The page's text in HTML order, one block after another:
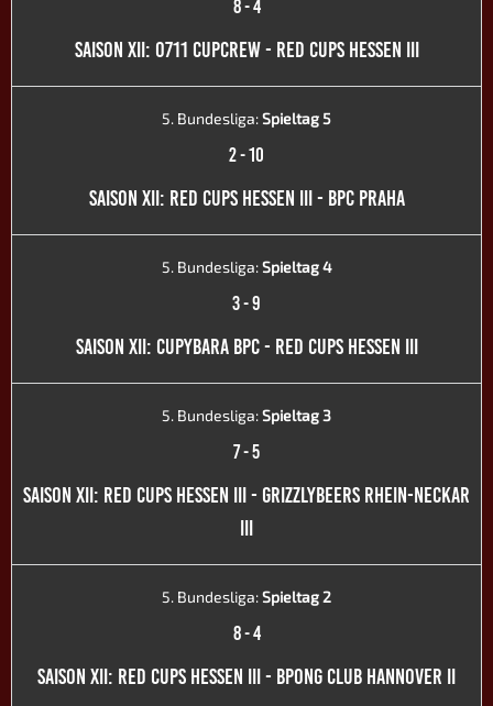
8-4
SAISON XII: 0711 CUPCREW - RED CUPS HESSEN III
5. Bundesliga:Spieltag 5
2-10
SAISON XII: RED CUPS HESSEN III - BPC PRAHA
5. Bundesliga:Spieltag 4
3-9
SAISON XII: CUPYBARA BPC - RED CUPS HESSEN III
5. Bundesliga:Spieltag 3
7-5
SAISON XII: RED CUPS HESSEN III - GRIZZLYBEERS RHEIN-NECKAR
III
5. Bundesliga:Spieltag 2
8-4
SAISON XII: RED CUPS HESSEN III - BPONG CLUB HANNOVER II